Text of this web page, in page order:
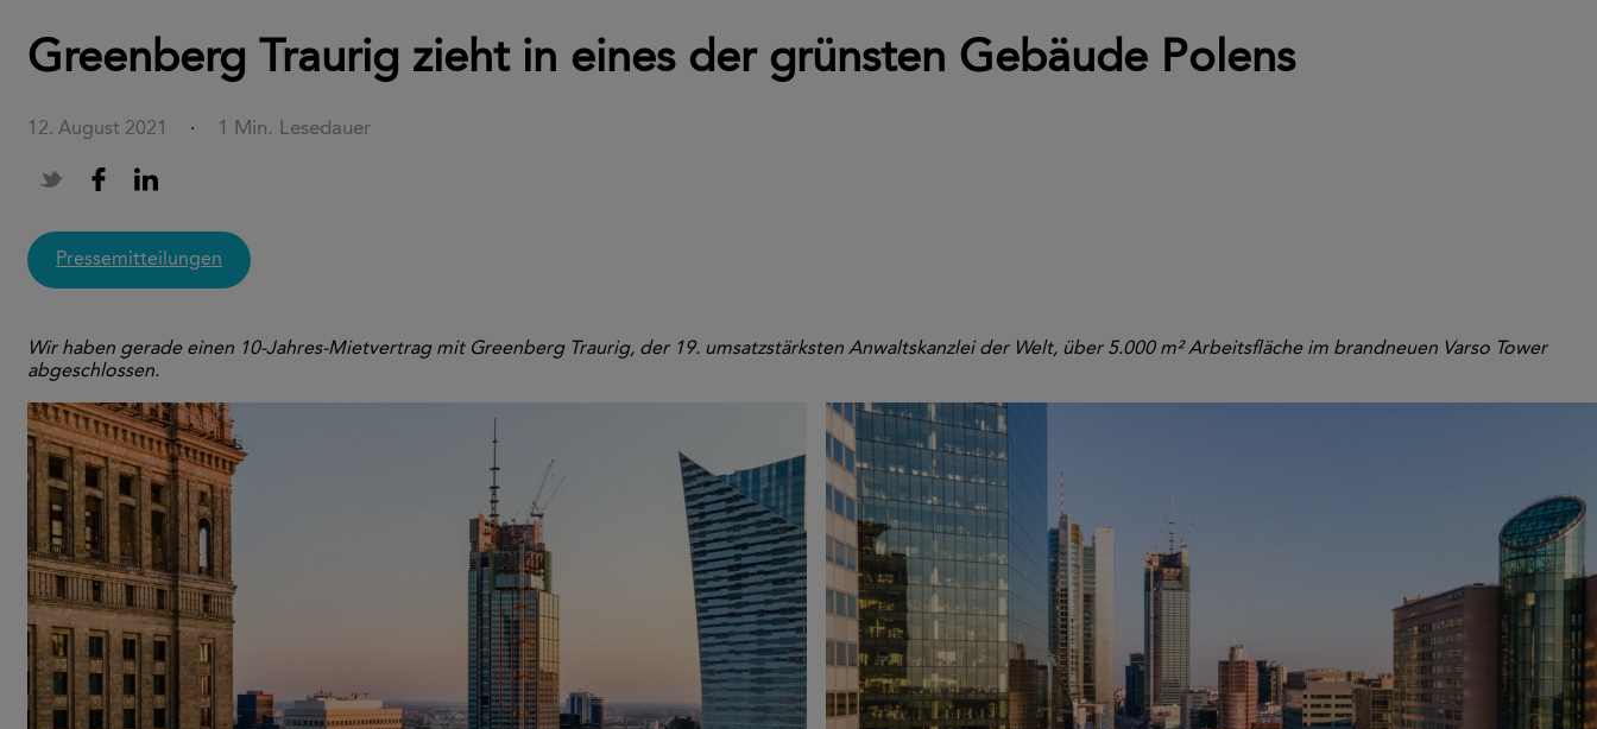
Greenberg Traurig zieht in eines der grünsten Gebäude Polens
12. August 2021 · 1 Min. Lesedauer
Pressemitteilungen
Wir haben gerade einen 10-Jahres-Mietvertrag mit Greenberg Traurig, der 19. umsatzstärksten Anwaltskanzlei der Welt, über 5.000 m² Arbeitsfläche im brandneuen Varso Tower
abgeschlossen.